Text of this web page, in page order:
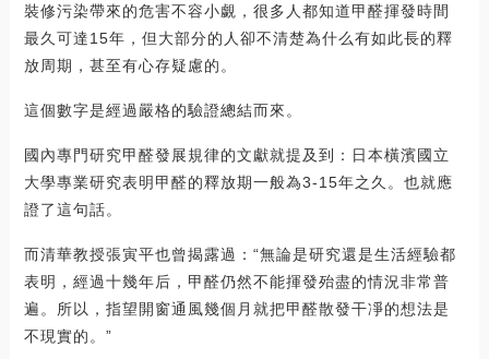
裝修污染帶來的危害不容小覷，很多人都知道甲醛揮發時間
最久可達15年，但大部分的人卻不清楚為什么有如此長的釋
放周期，甚至有心存疑慮的。
這個數字是經過嚴格的驗證總結而來。
國內專門研究甲醛發展規律的文獻就提及到：日本橫濱國立
大學專業研究表明甲醛的釋放期一般為3-15年之久。也就應
證了這句話。
而清華教授張寅平也曾揭露過：“無論是研究還是生活經驗都
表明，經過十幾年后，甲醛仍然不能揮發殆盡的情況非常普
遍。所以，指望開窗通風幾個月就把甲醛散發干凈的想法是
不現實的。”